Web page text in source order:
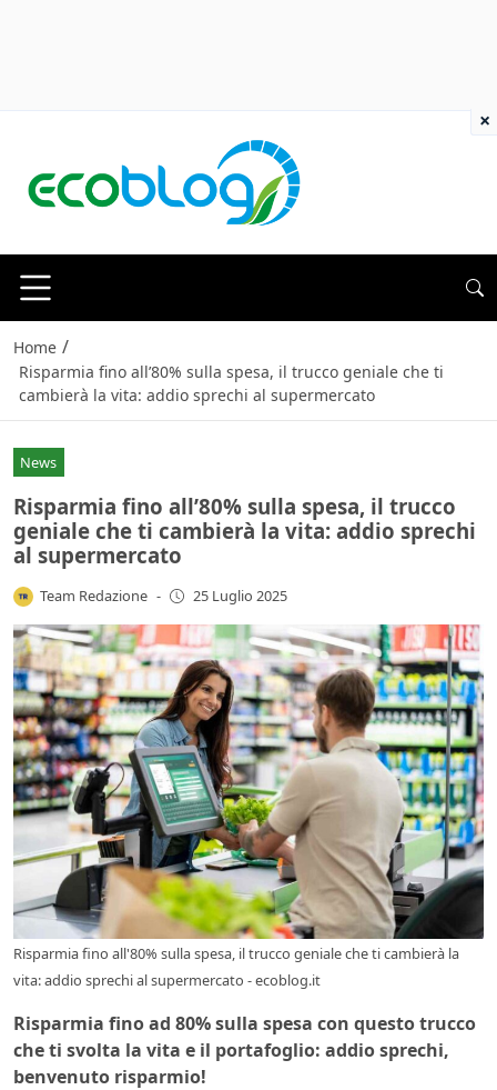
Home /
Risparmia fino all’80% sulla spesa, il trucco geniale che ti
cambierà la vita: addio sprechi al supermercato
News
Risparmia fino all’80% sulla spesa, il trucco
geniale che ti cambierà la vita: addio sprechi
al supermercato
Team Redazione - 25 Luglio 2025
Risparmia fino all'80% sulla spesa, il trucco geniale che ti cambierà la
vita: addio sprechi al supermercato - ecoblog.it
Risparmia fino ad 80% sulla spesa con questo trucco
che ti svolta la vita e il portafoglio: addio sprechi,
benvenuto risparmio!
×